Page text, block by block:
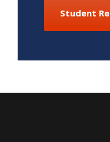
Student